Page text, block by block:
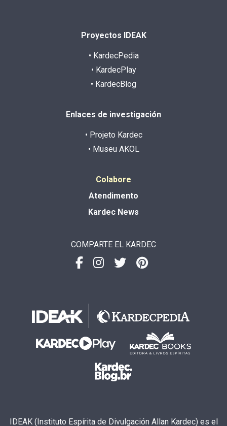
Proyectos IDEAK
• KardecPedia
• KardecPlay
• KardecBlog
Enlaces de investigación
• Projeto Kardec
• Museu AKOL
Colabore
Atendimento
Kardec News
COMPARTE EL KARDEC
IDEAK (Instituto Espírita de Divulgación Allan Kardec) es el